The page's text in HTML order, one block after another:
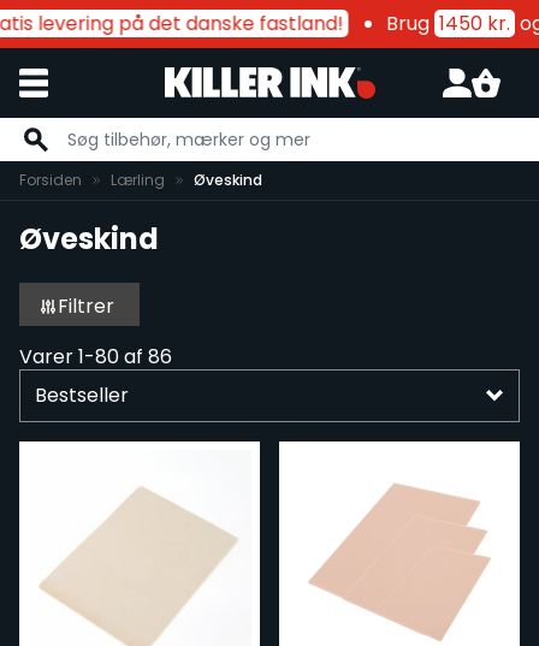
levering på det danske fastland! Brug1450 kr. og
Skip to Content
Forsiden Lærling Øveskind
Øveskind
Filtrer
Varer1-80af 86